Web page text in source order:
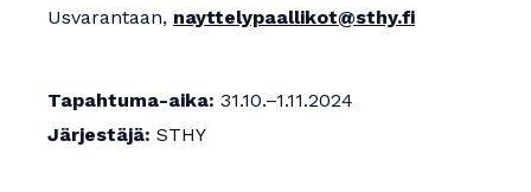
Usvarantaan, nayttelypaallikot@sthy.fi
Tapahtuma-aika: 31.10.–1.11.2024
Järjestäjä: STHY